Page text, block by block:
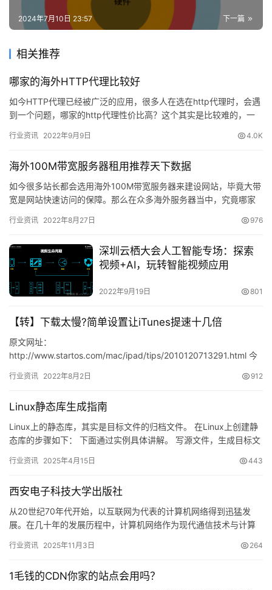
下一篇
2024年7月10日 23:57
相关推荐
哪家的海外HTTP代理比较好
如今HTTP代理已经被广泛的应用，很多人在选在http代理时，会遇
到一个问题，哪家的http代理性价比高？这个其实是比较难的，一
行业资讯 2022年9月9日 4.0K
海外100M带宽服务器租用推荐天下数据
如今很多站长都会选用海外100M带宽服务器来建设网站，毕竟大带
宽是网站快速访问的保障。那么在众多海外服务器当中，究竟哪家
行业资讯 2022年8月27日 976
深圳云栖大会人工智能专场：探索
视频+AI，玩转智能视频应用
2022年9月19日 801
【转】下载太慢?简单设置让iTunes提速十几倍
原文网址：
http://www.startos.com/mac/ipad/tips/2010120713291.html 今
行业资讯 2022年8月2日 912
Linux静态库生成指南
Linux上的静态库，其实是目标文件的归档文件。 在Linux上创建静
态库的步骤如下： 下面通过实例具体讲解。 写源文件，生成目标文
行业资讯 2025年4月15日 443
西安电子科技大学出版社
从20世纪70年代开始，以互联网为代表的计算机网络得到迅猛发
展。在几十年的发展历程中，计算机网络作为现代通信技术与计算
展过…
行业资讯 2025年11月3日 264
1毛钱的CDN你家的站点会用吗？